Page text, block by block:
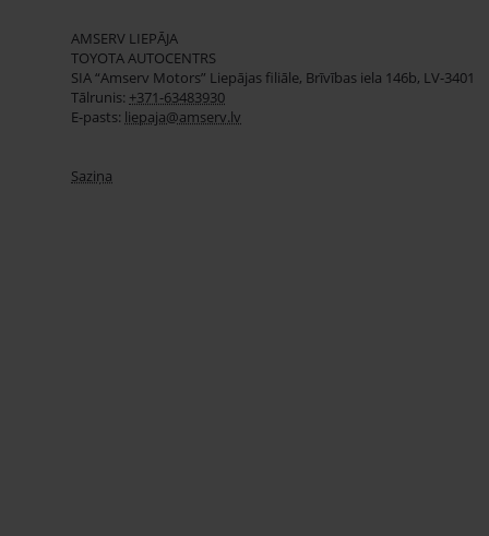
AMSERV LIEPĀJA
TOYOTA AUTOCENTRS
SIA “Amserv Motors” Liepājas filiāle, Brīvības iela 146b, LV-3401
Tālrunis: +371-63483930
E-pasts: liepaja@amserv.lv
Saziņa